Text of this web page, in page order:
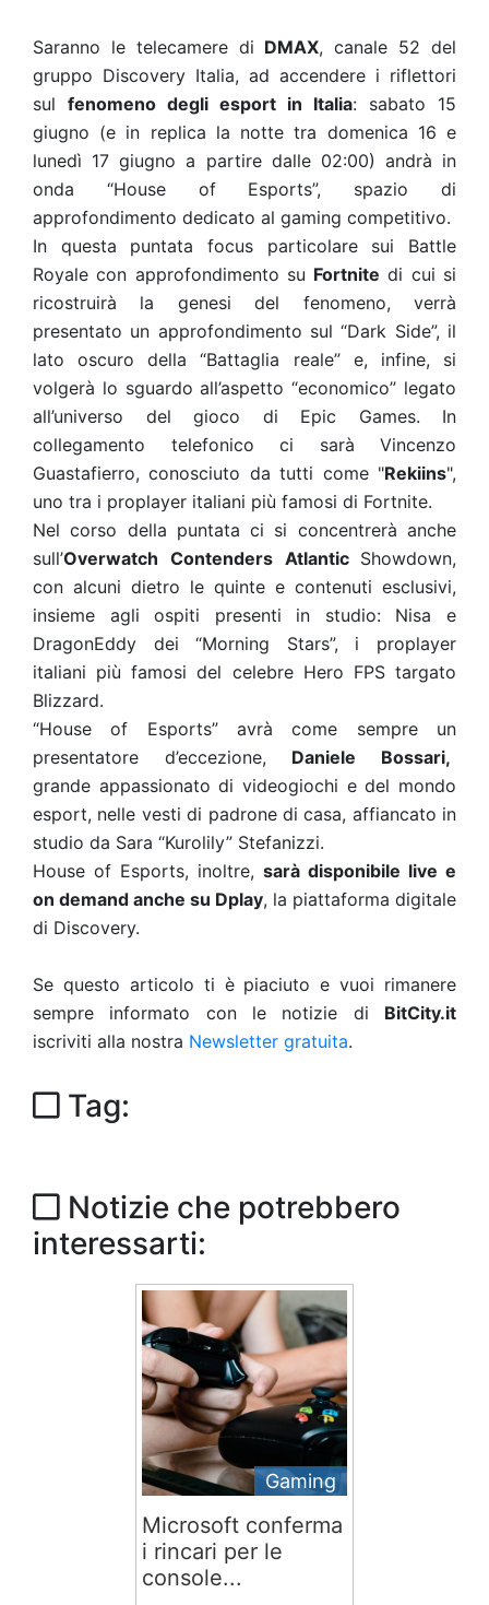
Saranno le telecamere di DMAX, canale 52 del
gruppo Discovery Italia, ad accendere i riflettori
sul fenomeno degli esport in Italia: sabato 15
giugno (e in replica la notte tra domenica 16 e
lunedì 17 giugno a partire dalle 02:00) andrà in
onda “House of Esports”, spazio di
approfondimento dedicato al gaming competitivo.
In questa puntata focus particolare sui Battle
Royale con approfondimento su Fortnite di cui si
ricostruirà la genesi del fenomeno, verrà
presentato un approfondimento sul “Dark Side”, il
lato oscuro della “Battaglia reale” e, infine, si
volgerà lo sguardo all’aspetto “economico” legato
all’universo del gioco di Epic Games. In
collegamento telefonico ci sarà Vincenzo
Guastafierro, conosciuto da tutti come "Rekiins",
uno tra i proplayer italiani più famosi di Fortnite.
Nel corso della puntata ci si concentrerà anche
sull’Overwatch Contenders Atlantic Showdown,
con alcuni dietro le quinte e contenuti esclusivi,
insieme agli ospiti presenti in studio: Nisa e
DragonEddy dei “Morning Stars”, i proplayer
italiani più famosi del celebre Hero FPS targato
Blizzard.
“House of Esports” avrà come sempre un
presentatore d’eccezione, Daniele Bossari,
grande appassionato di videogiochi e del mondo
esport, nelle vesti di padrone di casa, affiancato in
studio da Sara “Kurolily” Stefanizzi.
House of Esports, inoltre, sarà disponibile live e
on demand anche su Dplay, la piattaforma digitale
di Discovery.
Se questo articolo ti è piaciuto e vuoi rimanere
sempre informato con le notizie di BitCity.it
iscriviti alla nostra Newsletter gratuita.
Tag:
Notizie che potrebbero
interessarti:
Gaming
Microsoft conferma
i rincari per le
console...